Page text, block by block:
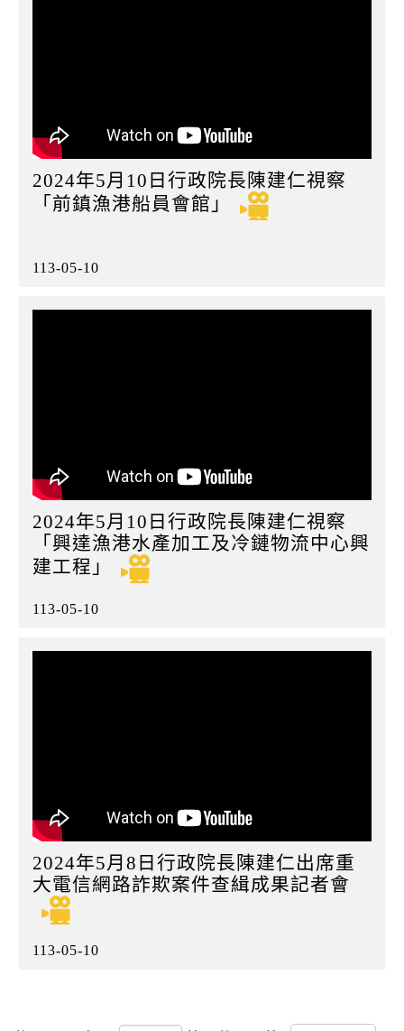
2024年5月10日行政院長陳建仁視察
「前鎮漁港船員會館」
113-05-10
2024年5月10日行政院長陳建仁視察
「興達漁港水產加工及冷鏈物流中心興
建工程」
113-05-10
2024年5月8日行政院長陳建仁出席重
大電信網路詐欺案件查緝成果記者會
113-05-10